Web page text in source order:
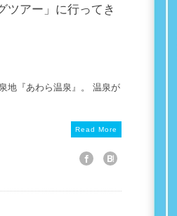
ツアー」に行ってき
地『あわら温泉』。 温泉が
Read More